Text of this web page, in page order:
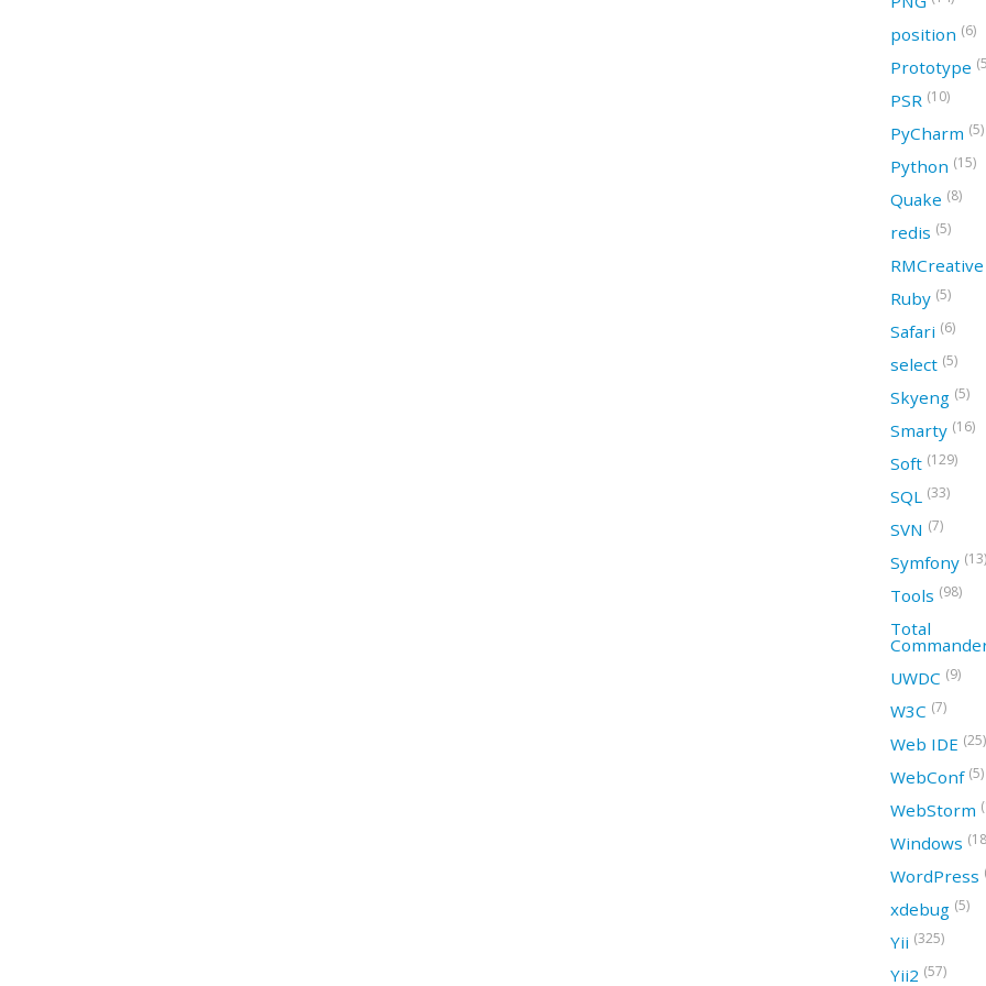
position (6)
Prototype
PSR (10)
PyCharm (5)
Python (15)
Quake (8)
redis (5)
RMCreative
Ruby (5)
Safari (6)
select (5)
Skyeng (5)
Smarty (16)
Soft (129)
SQL (33)
SVN (7)
Symfony (13)
Tools (98)
Total
UWDC (9)
W3C (7)
Web IDE (25)
WebConf (5)
WebStorm
Windows
WordPress
xdebug (5)
Yii (325)
Yii2 (57)